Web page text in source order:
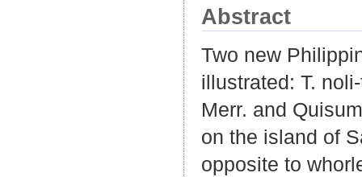
Abstract
Two new
illustrated: T.
Merr. and
on the island of
opposite to